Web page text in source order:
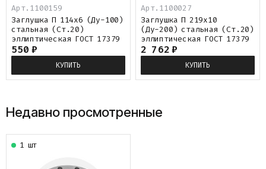
Арт.1100159
Заглушка П 114х6 (Ду-100)
стальная (Ст.20)
эллиптическая ГОСТ 17379
550 ₽
КУПИТЬ
Арт.1100027
Заглушка П 219х10
(Ду-200) стальная (Ст.20)
эллиптическая ГОСТ 17379
2 762₽
КУПИТЬ
Недавно просмотренные
1 шт